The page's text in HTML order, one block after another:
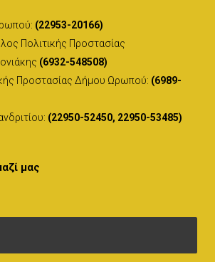
(22953-20166)
Πολιτικής Προστασίας
(6932-548508)
Προστασίας Δήμου Ωρωπού: (6989-
(22950-52450, 22950-53485)
μας